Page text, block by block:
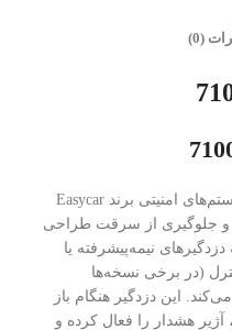
(0)
دزدگیر ایزیکار مدل 7100 یکی از سیستم‌های امنیتی برند Easycar
و جلوگیری از سرقت طراحی
نیمه‌پیشرفته یا
(در برخی نسخه‌ها
این دزدگیر هنگام باز
هشدار را فعال کرده و